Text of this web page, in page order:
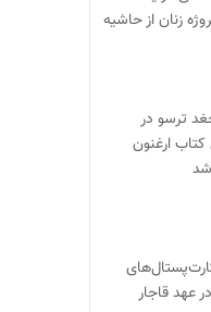
زنان از حاشیه
ترسو در
ارغنون
عهد قاجار